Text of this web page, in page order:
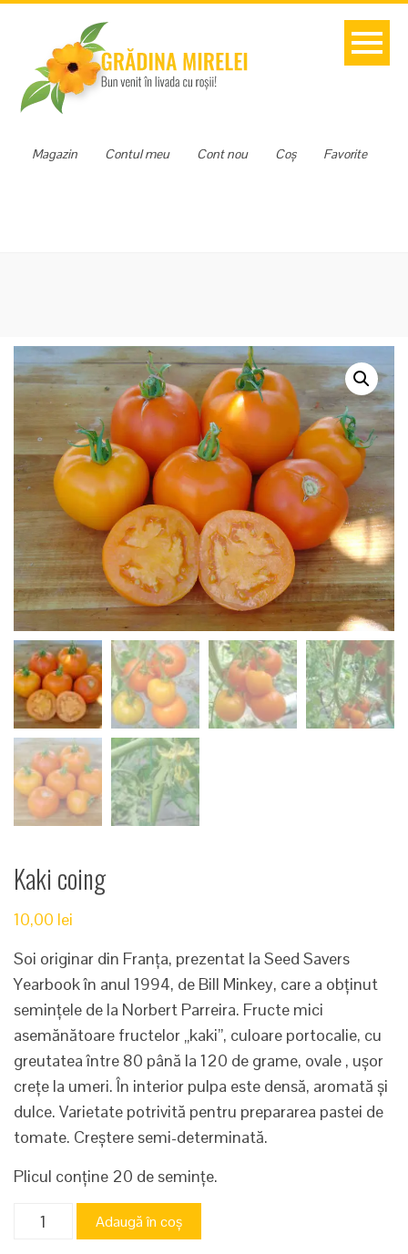
Favorite
Coș
Cont nou
Contul meu
Magazin
Kaki coing
10,00 lei
Soi originar din Franța, prezentat la Seed Savers
Yearbook în anul 1994, de Bill Minkey, care a obținut
semințele de la Norbert Parreira. Fructe mici
asemănătoare fructelor „kaki”, culoare portocalie, cu
greutatea între 80 până la 120 de grame, ovale , ușor
crețe la umeri. În interior pulpa este densă, aromată și
dulce. Varietate potrivită pentru prepararea pastei de
tomate. Creștere semi-determinată.
Plicul conține 20 de semințe.
Cantitate
Adaugă în coș